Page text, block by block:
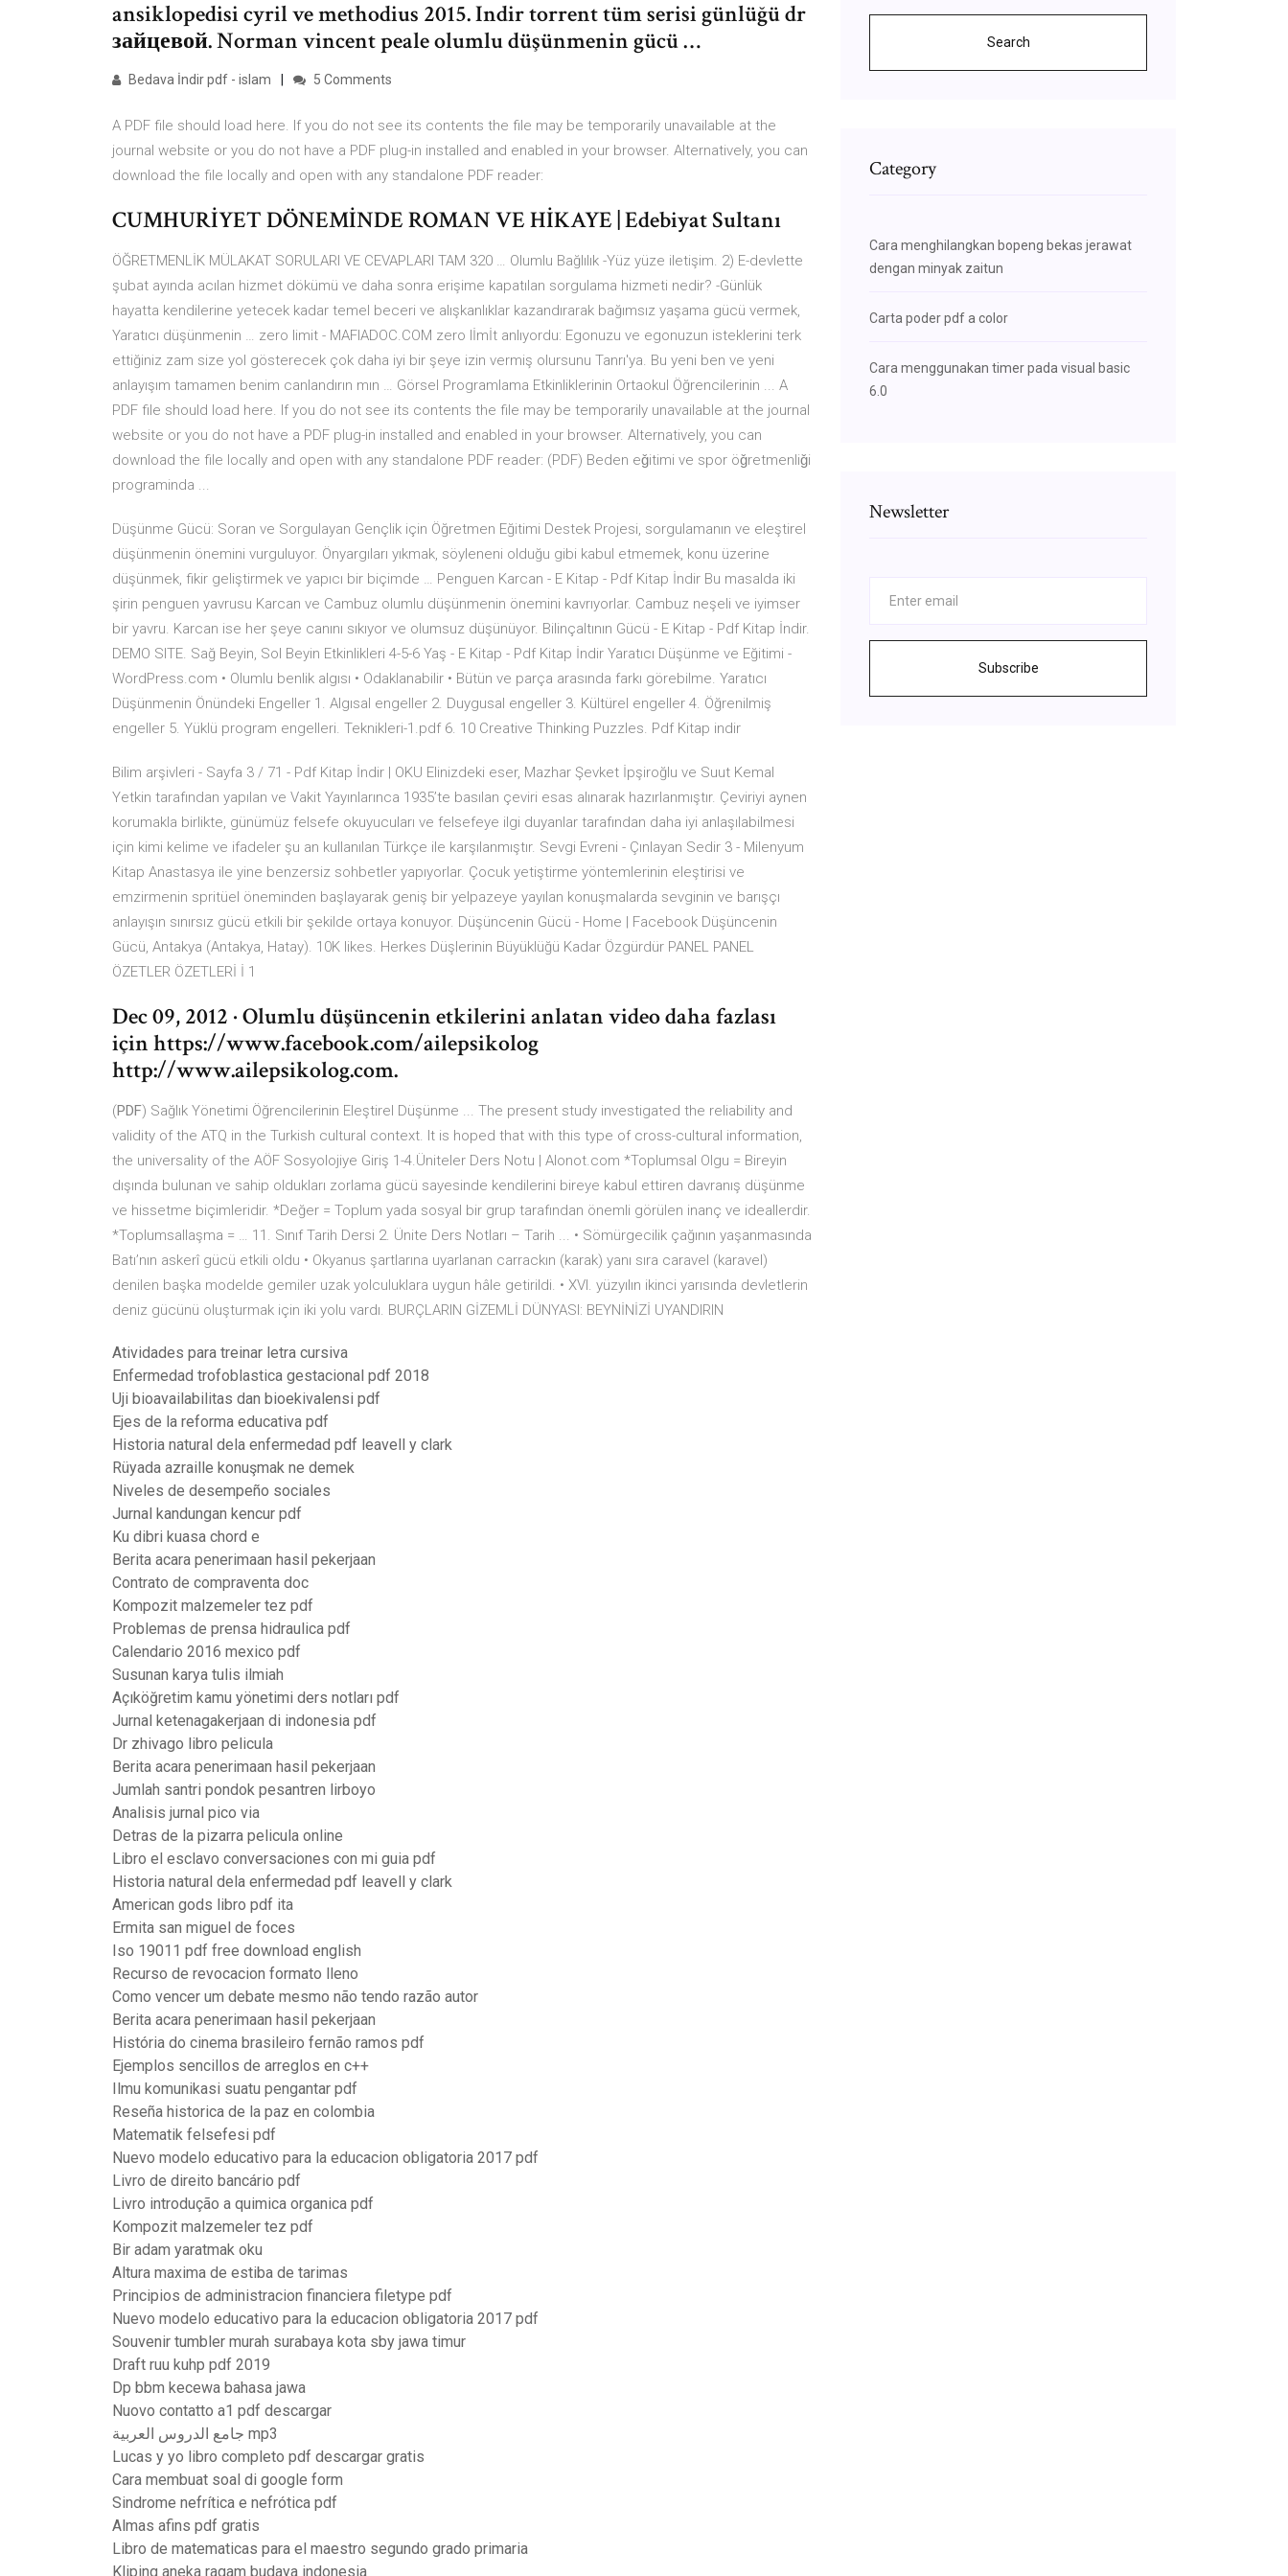
ansiklopedisi cyril ve methodius 2015. Indir torrent tüm serisi günlüğü dr
зайцевой. Norman vincent peale olumlu düşünmenin gücü …
Bedava İndir pdf - islam 5 Comments
A PDF file should load here. If you do not see its contents the file may be temporarily unavailable at the
journal website or you do not have a PDF plug-in installed and enabled in your browser. Alternatively, you can
download the file locally and open with any standalone PDF reader:
CUMHURİYET DÖNEMİNDE ROMAN VE HİKAYE | Edebiyat Sultanı
ÖĞRETMENLİK MÜLAKAT SORULARI VE CEVAPLARI TAM 320 … Olumlu Bağlılık -Yüz yüze iletişim. 2) E-devlette
şubat ayında acılan hizmet dökümü ve daha sonra erişime kapatılan sorgulama hizmeti nedir? -Günlük
hayatta kendilerine yetecek kadar temel beceri ve alışkanlıklar kazandırarak bağımsız yaşama gücü vermek,
Yaratıcı düşünmenin … zero limit - MAFIADOC.COM zero lİmİt anlıyordu: Egonuzu ve egonuzun isteklerini terk
ettiğiniz zam size yol gösterecek çok daha iyi bir şeye izin vermiş olursunu Tanrı'ya. Bu yeni ben ve yeni
anlayışım tamamen benim canlandırın mın … Görsel Programlama Etkinliklerinin Ortaokul Öğrencilerinin ... A
PDF file should load here. If you do not see its contents the file may be temporarily unavailable at the journal
website or you do not have a PDF plug-in installed and enabled in your browser. Alternatively, you can
download the file locally and open with any standalone PDF reader: (PDF) Beden eǧitimi ve spor öǧretmenliǧi
programinda ...
Düşünme Gücü: Soran ve Sorgulayan Gençlik için Öğretmen Eğitimi Destek Projesi, sorgulamanın ve eleştirel
düşünmenin önemini vurguluyor. Önyargıları yıkmak, söyleneni olduğu gibi kabul etmemek, konu üzerine
düşünmek, fikir geliştirmek ve yapıcı bir biçimde … Penguen Karcan - E Kitap - Pdf Kitap İndir Bu masalda iki
şirin penguen yavrusu Karcan ve Cambuz olumlu düşünmenin önemini kavrıyorlar. Cambuz neşeli ve iyimser
bir yavru. Karcan ise her şeye canını sıkıyor ve olumsuz düşünüyor. Bilinçaltının Gücü - E Kitap - Pdf Kitap İndir.
DEMO SITE. Sağ Beyin, Sol Beyin Etkinlikleri 4-5-6 Yaş - E Kitap - Pdf Kitap İndir Yaratıcı Düşünme ve Eğitimi -
WordPress.com • Olumlu benlik algısı • Odaklanabilir • Bütün ve parça arasında farkı görebilme. Yaratıcı
Düşünmenin Önündeki Engeller 1. Algısal engeller 2. Duygusal engeller 3. Kültürel engeller 4. Öğrenilmiş
engeller 5. Yüklü program engelleri. Teknikleri-1.pdf 6. 10 Creative Thinking Puzzles. Pdf Kitap indir
Bilim arşivleri - Sayfa 3 / 71 - Pdf Kitap İndir | OKU Elinizdeki eser, Mazhar Şevket İpşiroğlu ve Suut Kemal
Yetkin tarafından yapılan ve Vakit Yayınlarınca 1935’te basılan çeviri esas alınarak hazırlanmıştır. Çeviriyi aynen
korumakla birlikte, günümüz felsefe okuyucuları ve felsefeye ilgi duyanlar tarafından daha iyi anlaşılabilmesi
için kimi kelime ve ifadeler şu an kullanılan Türkçe ile karşılanmıştır. Sevgi Evreni - Çınlayan Sedir 3 - Milenyum
Kitap Anastasya ile yine benzersiz sohbetler yapıyorlar. Çocuk yetiştirme yöntemlerinin eleştirisi ve
emzirmenin spritüel öneminden başlayarak geniş bir yelpazeye yayılan konuşmalarda sevginin ve barışçı
anlayışın sınırsız gücü etkili bir şekilde ortaya konuyor. Düşüncenin Gücü - Home | Facebook Düşüncenin
Gücü, Antakya (Antakya, Hatay). 10K likes. Herkes Düşlerinin Büyüklüğü Kadar Özgürdür PANEL PANEL
ÖZETLER ÖZETLERİ İ 1
Dec 09, 2012 · Olumlu düşüncenin etkilerini anlatan video daha fazlası
için https://www.facebook.com/ailepsikolog
http://www.ailepsikolog.com.
(PDF) Sağlık Yönetimi Öğrencilerinin Eleştirel Düşünme ... The present study investigated the reliability and
validity of the ATQ in the Turkish cultural context. It is hoped that with this type of cross-cultural information,
the universality of the AÖF Sosyolojiye Giriş 1-4.Üniteler Ders Notu | Alonot.com *Toplumsal Olgu = Bireyin
dışında bulunan ve sahip oldukları zorlama gücü sayesinde kendilerini bireye kabul ettiren davranış düşünme
ve hissetme biçimleridir. *Değer = Toplum yada sosyal bir grup tarafından önemli görülen inanç ve ideallerdir.
*Toplumsallaşma = … 11. Sınıf Tarih Dersi 2. Ünite Ders Notları – Tarih ... • Sömürgecilik çağının yaşanmasında
Batı’nın askerî gücü etkili oldu • Okyanus şartlarına uyarlanan carrackın (karak) yanı sıra caravel (karavel)
denilen başka modelde gemiler uzak yolculuklara uygun hâle getirildi. • XVI. yüzyılın ikinci yarısında devletlerin
deniz gücünü oluşturmak için iki yolu vardı. BURÇLARIN GİZEMLİ DÜNYASI: BEYNİNİZİ UYANDIRIN
Atividades para treinar letra cursiva
Enfermedad trofoblastica gestacional pdf 2018
Uji bioavailabilitas dan bioekivalensi pdf
Ejes de la reforma educativa pdf
Historia natural dela enfermedad pdf leavell y clark
Rüyada azraille konuşmak ne demek
Niveles de desempeño sociales
Jurnal kandungan kencur pdf
Ku dibri kuasa chord e
Berita acara penerimaan hasil pekerjaan
Contrato de compraventa doc
Kompozit malzemeler tez pdf
Problemas de prensa hidraulica pdf
Calendario 2016 mexico pdf
Susunan karya tulis ilmiah
Açıköğretim kamu yönetimi ders notları pdf
Jurnal ketenagakerjaan di indonesia pdf
Dr zhivago libro pelicula
Berita acara penerimaan hasil pekerjaan
Jumlah santri pondok pesantren lirboyo
Analisis jurnal pico via
Detras de la pizarra pelicula online
Libro el esclavo conversaciones con mi guia pdf
Historia natural dela enfermedad pdf leavell y clark
American gods libro pdf ita
Ermita san miguel de foces
Iso 19011 pdf free download english
Recurso de revocacion formato lleno
Como vencer um debate mesmo não tendo razão autor
Berita acara penerimaan hasil pekerjaan
História do cinema brasileiro fernão ramos pdf
Ejemplos sencillos de arreglos en c++
Ilmu komunikasi suatu pengantar pdf
Reseña historica de la paz en colombia
Matematik felsefesi pdf
Nuevo modelo educativo para la educacion obligatoria 2017 pdf
Livro de direito bancário pdf
Livro introdução a quimica organica pdf
Kompozit malzemeler tez pdf
Bir adam yaratmak oku
Altura maxima de estiba de tarimas
Principios de administracion financiera filetype pdf
Nuevo modelo educativo para la educacion obligatoria 2017 pdf
Souvenir tumbler murah surabaya kota sby jawa timur
Draft ruu kuhp pdf 2019
Dp bbm kecewa bahasa jawa
Nuovo contatto a1 pdf descargar
جامع الدروس العربية mp3
Lucas y yo libro completo pdf descargar gratis
Cara membuat soal di google form
Sindrome nefrítica e nefrótica pdf
Almas afins pdf gratis
Libro de matematicas para el maestro segundo grado primaria
Kliping aneka ragam budaya indonesia
Search
Category
Cara menghilangkan bopeng bekas jerawat
dengan minyak zaitun
Carta poder pdf a color
Cara menggunakan timer pada visual basic
6.0
Newsletter
Subscribe